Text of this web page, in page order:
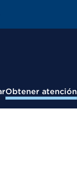
Obtener atención